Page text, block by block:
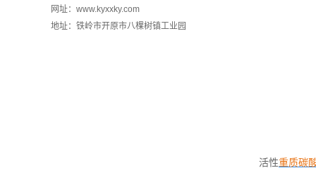
网址：www.kyxxky.com
地址：铁岭市开原市八棵树镇工业园
活性重质碳